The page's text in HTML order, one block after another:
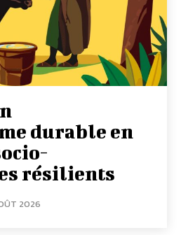
durable en
résilients
2026